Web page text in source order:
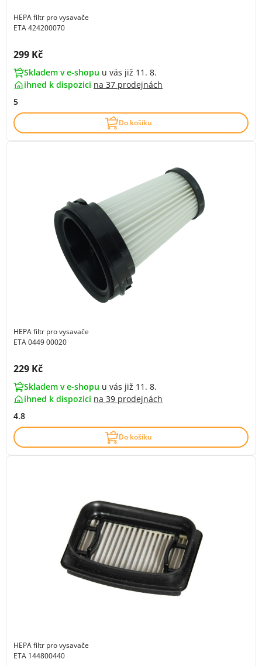
HEPA filtr pro vysavače
ETA 424200070
Cena s DPH:
299 Kč
Skladem v e-shopu u vás již 11. 8.
ihned k dispozici na 37 prodejnách
5
Do košíku
HEPA filtr pro vysavače
ETA 0449 00020
Cena s DPH:
229 Kč
Skladem v e-shopu u vás již 11. 8.
ihned k dispozici na 39 prodejnách
4.8
Do košíku
HEPA filtr pro vysavače
ETA 144800440